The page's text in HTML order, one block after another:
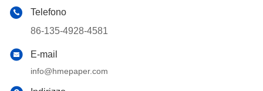
Telefono
86-135-4928-4581
E-mail
info@hmepaper.com